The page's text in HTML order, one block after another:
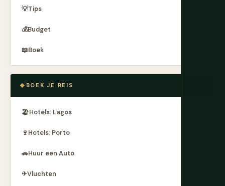
💡Tips
💰Budget
📖Boek
BOEK JE REIS
🏖Hotels: Lagos
🍷 Hotels: Porto
🚗Huur een Auto
✈Vluchten